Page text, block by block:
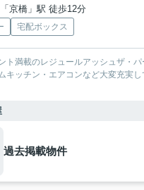
京橋」駅 徒歩12分
宅配ボックス
ト満載のレジュールアッシュザ・
キッチン・エアコンなど大変充実し
過去掲載物件